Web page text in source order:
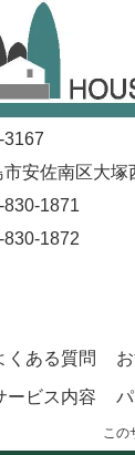
3167
市安佐南区大塚
830-1871
830-1872
ービス内容
くある質問
こ